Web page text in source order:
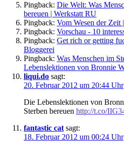
Pingback: Die Welt: Was
bereuen | Werkstatt RU
Pingback: Vom Wesen der Zeit
Pingback: Vorschau - 10
Pingback: Get rich or getting
Bloggerei
Pingback: Was Menschen im
Lebenslektionen von Bronnie
liqui.do sagt:
20. Februar 2012 um 20:44 Uhr
Die Lebenslektionen von
Sterben bereuen http://t.co/
fantastic cat sagt:
18. Februar 2012 um 00:24 Uhr